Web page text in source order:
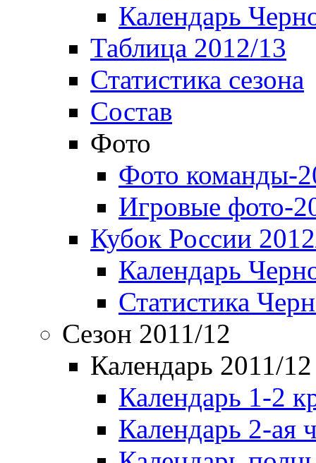
Календарь
Таблица 2012/13
Статистика сезона
Состав
Фото
Фото команды-
Игровые фото-
Кубок России
Календарь
Статистика
Сезон 2011/12
Календарь 2011/12
Календарь 1-2
Календарь 2-ая